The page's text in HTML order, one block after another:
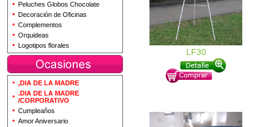
Peluches Globos Chocolate
Decoración de Oficinas
Complementos
Orquideas
Logotipos florales
,DIA DE LA MADRE
.DIA DE LA MADRE
/CORPORATIVO
Cumpleaños
Amor Aniversario
LF30